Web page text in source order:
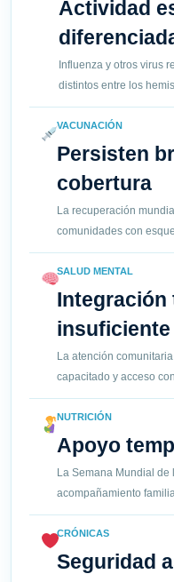
Actividad
Influenza y otros virus
distintos entre los
VACUNACIÓN
Persisten
cobertura
La recuperación
comunidades con
SALUD MENTAL
Integración
insuficiente
La atención
capacitado y acceso
NUTRICIÓN
Apoyo
La Semana Mundial
acompañamiento
CRÓNICAS
Seguridad